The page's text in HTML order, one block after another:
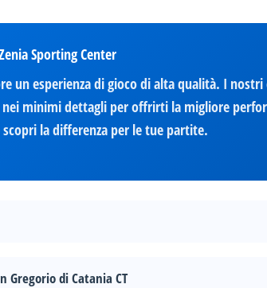
Sporting Center
un esperienza di gioco di alta qualità. I
nei minimi dettagli per offrirti la migliore
la differenza per le tue partite.
Gregorio di Catania CT